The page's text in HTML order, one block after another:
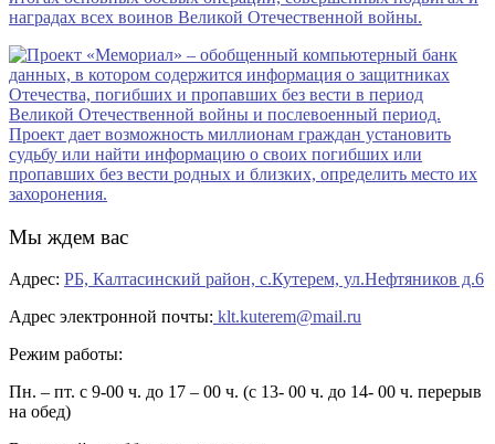
Мы ждем вас
Адрес: РБ, Калтасинский район, с.Кутерем, ул.Нефтяников д.6
Адрес электронной почты: klt.kuterem@mail.ru
Режим работы:
Пн. – пт. с 9-00 ч. до 17 – 00 ч. (с 13- 00 ч. до 14- 00 ч. перерыв
на обед)